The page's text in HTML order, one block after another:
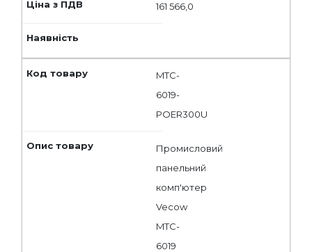
161 566,0
MTC-
6019-
POER300U
Промисловий
панельний
комп'ютер
Vecow
MTC-
6019